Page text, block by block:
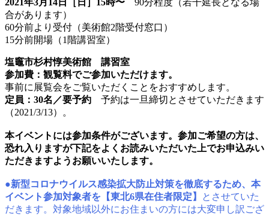
2021年3月14日［日］15時〜 90分程度（若干延長となる場
合があります）
60分前より受付（美術館2階受付窓口）
15分前開場（1階講習室）
塩竈市杉村惇美術館 講習室
参加費：観覧料でご参加いただけます。
事前に展覧会をご覧いただくことをおすすめします。
定員：30名／要予約 予約は一旦締切とさせていただきます
（2021/3/13）。
本イベントには参加条件がございます。参加ご希望の方は、
恐れ入りますが下記をよくお読みいただいた上でお申込みい
ただきますようお願いいたします。
●新型コロナウイルス感染拡大防止対策を徹底するため、本
イベント参加対象者を【東北6県在住者限定】
とさせていた
だきます。対象地域以外にお住まいの方には大変申し訳ござ